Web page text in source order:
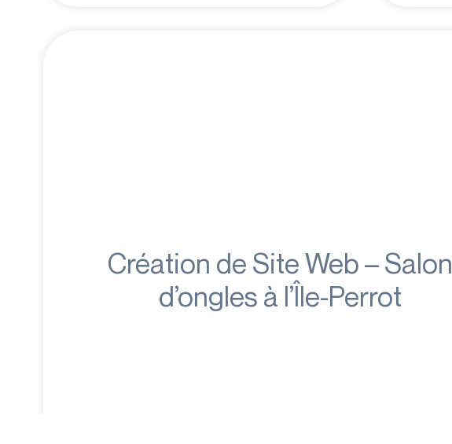
Création de Site Web – Salon
d’ongles à l’Île-Perrot